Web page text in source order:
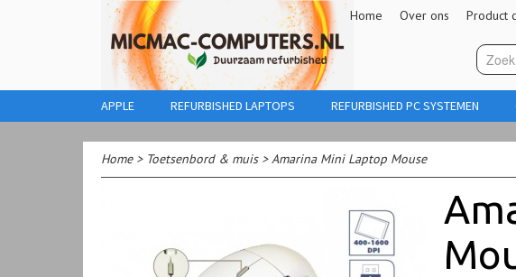
Home Over ons Product
APPLE REFURBISHED LAPTOPS REFURBISHED PC SYSTEMEN
Home> Toetsenbord & muis>Amarina Mini Laptop Mouse